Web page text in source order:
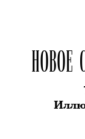
НОВОЕ